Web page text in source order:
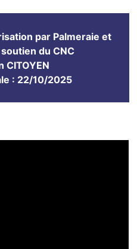
par Palmeraie et
du CNC
CITOYEN
: 22/10/2025